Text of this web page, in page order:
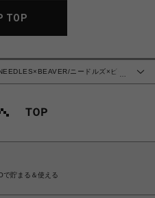
TOP
…
ニードルズ×ビー
で貯まる＆使える